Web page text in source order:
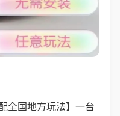
全国地方玩法】一台